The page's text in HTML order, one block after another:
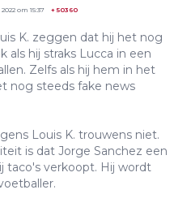
om 15:37 + 50360
K. zeggen dat hij het nog
als hij straks Lucca in een
Zelfs als hij hem in het
nog steeds fake news
Louis K. trouwens niet.
is dat Jorge Sanchez een
taco's verkoopt. Hij wordt